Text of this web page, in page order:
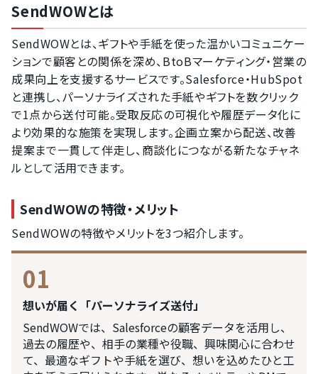
SendWOWとは
SendWOWとは、ギフトや手紙を使った温かいコミュニケー
ションで顧客との関係を深め、BtoBマーケティング・営業の
成果向上を支援するサービスです。Salesforce・HubSpot
と連携し、パーソナライズされた手紙やギフトを数クリック
で1点から送付可能。受取反応の可視化や履歴データ化に
より効果的な施策を実現します。企画立案から配送、改善
提案まで一貫して伴走し、商談化につながる新たなチャネ
ルとして活用できます。
SendWOWの特徴・メリット
SendWOWの特徴やメリットを3つ紹介します。
01
想いが届く「パーソナライズ送付」
SendWOWでは、Salesforceの顧客データを活用し、
過去の履歴や、相手の業種や役職、興味関心に合わせ
て、最適なギフトや手紙を選び、想いを込めたひと工